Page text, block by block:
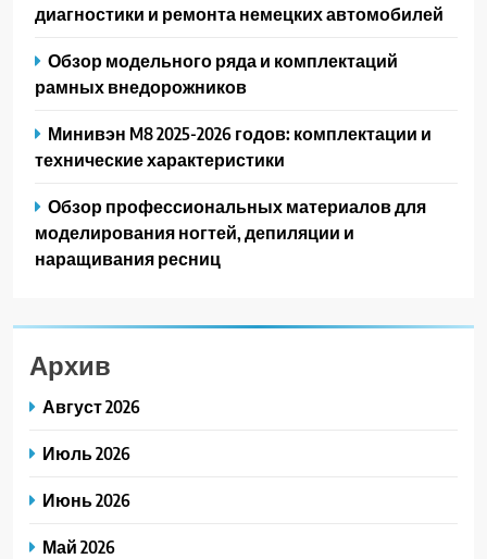
диагностики и ремонта немецких автомобилей
Обзор модельного ряда и комплектаций
рамных внедорожников
Минивэн M8 2025-2026 годов: комплектации и
технические характеристики
Обзор профессиональных материалов для
моделирования ногтей, депиляции и
наращивания ресниц
Архив
Август 2026
Июль 2026
Июнь 2026
Май 2026